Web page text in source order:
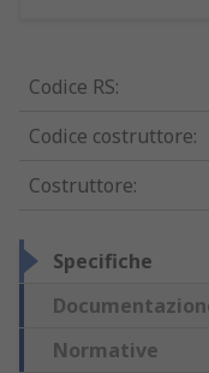
Codice RS:
Codice costruttore:
Costruttore:
Specifiche
Normative